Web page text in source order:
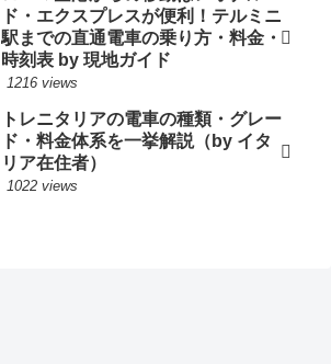
ド・エクスプレスが便利！テルミニ
駅までの直通電車の乗り方・料金・
時刻表 by 現地ガイド
1216 views
トレニタリアの電車の種類・グレー
ド・料金体系を一挙解説（by イタ
リア在住者）
1022 views